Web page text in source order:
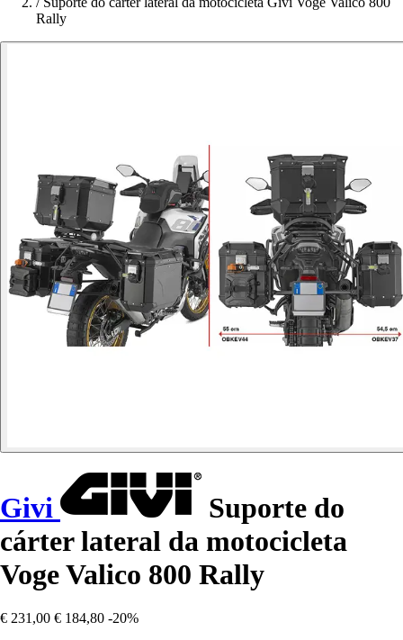
Rally
Givi
Suporte do
cárter lateral da motocicleta
Voge Valico 800 Rally
€ 231,00 € 184,80 -20%